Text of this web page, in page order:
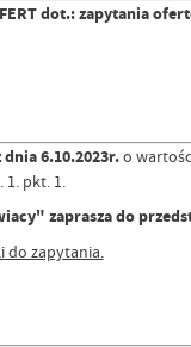
OFERT dot.: zapytania
dnia 6.10.2023r.o
1. pkt. 1.
zaprasza do
do zapytania.